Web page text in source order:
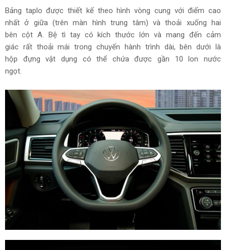
Bảng taplo được thiết kế theo hình vòng cung với điểm cao
nhất ở giữa (trên màn hình trung tâm) và thoải xuống hai
bên cột A. Bệ tì tay có kích thước lớn và mang đến cảm
giác rất thoải mái trong chuyến hành trình dài, bên dưới là
hộp đựng vật dụng có thể chứa được gần 10 lon nước
ngọt.